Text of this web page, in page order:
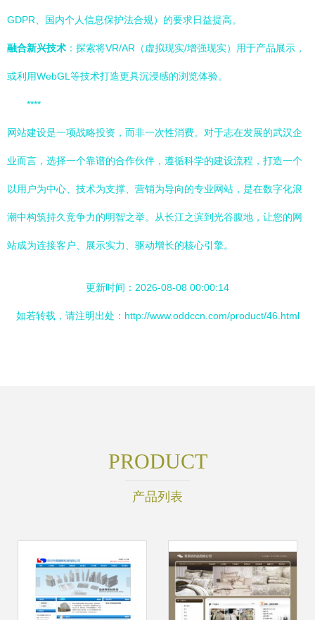
GDPR、国内个人信息保护法合规）的要求日益提高。
融合新兴技术 ：探索将VR/AR（虚拟现实/增强现实）用于产品展示，
或利用WebGL等技术打造更具沉浸感的浏览体验。
****
网站建设是一项战略投资，而非一次性消费。对于志在发展的武汉企
业而言，选择一个靠谱的合作伙伴，遵循科学的建设流程，打造一个
以用户为中心、技术为支撑、营销为导向的专业网站，是在数字化浪
潮中构筑持久竞争力的明智之举。从长江之滨到光谷腹地，让您的网
站成为连接客户、展示实力、驱动增长的核心引擎。
更新时间：2026-08-08 00:00:14
如若转载，请注明出处：http://www.oddccn.com/product/46.html
PRODUCT
产品列表